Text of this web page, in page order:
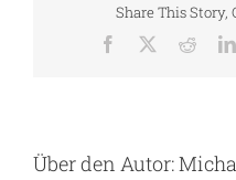
Share This Story,
Facebook Reddit
Über den Autor: